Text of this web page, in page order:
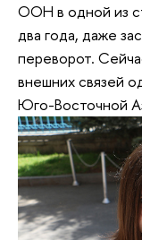
ООН в одной из
два года, даже
переворот.
внешних связей
Юго-Восточной